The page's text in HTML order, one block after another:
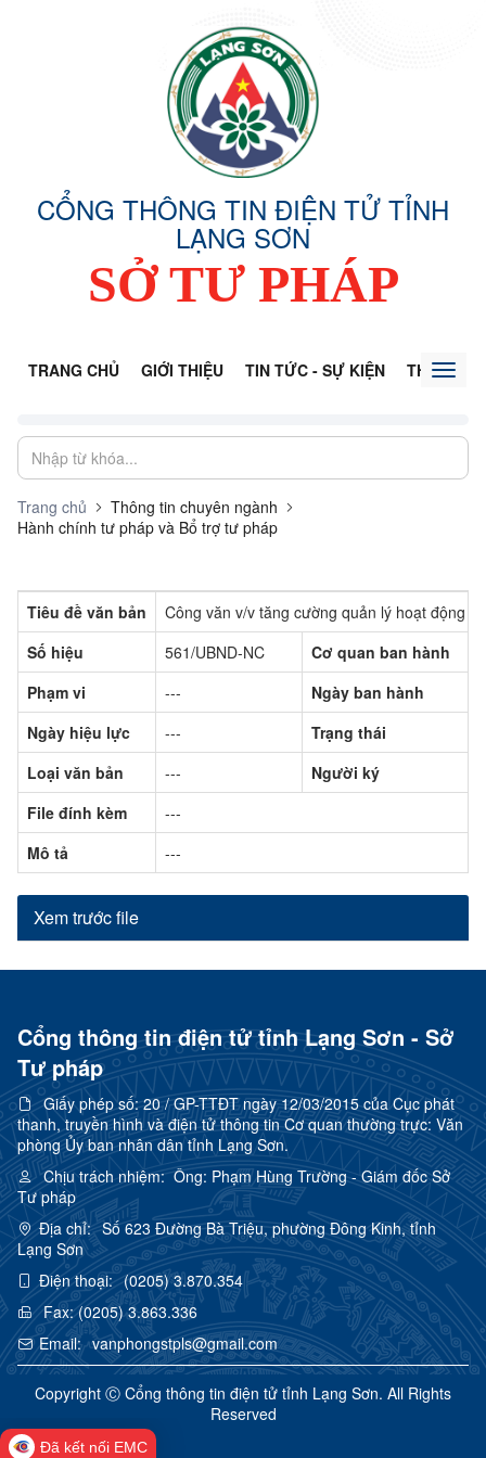
CỔNG THÔNG TIN ĐIỆN TỬ TỈNH
LẠNG SƠN
SỞ TƯ PHÁP
TRANG CHỦ GIỚI THIỆU TIN TỨC - SỰ KIỆN THÔNG
Trang chủ
Thông tin chuyên ngành
Hành chính tư pháp và Bổ trợ tư pháp
Tiêu đề văn bản
Công văn v/v tăng cường quản lý hoạt động
Số hiệu
561/UBND-NC
Cơ quan ban hành
Phạm vi
---
Ngày ban hành
Ngày hiệu lực
---
Trạng thái
Loại văn bản
---
Người ký
File đính kèm
---
Mô tả
---
Xem trước file
Cổng thông tin điện tử tỉnh Lạng Sơn - Sở
Tư pháp
Giấy phép số:20 / GP-TTĐT ngày 12/03/2015 của Cục phát
thanh, truyền hình và điện tử thông tin Cơ quan thường trực: Văn
phòng Ủy ban nhân dân tỉnh Lạng Sơn.
Chịu trách nhiệm:Ông: Phạm Hùng Trường - Giám đốc Sở
Tư pháp
Địa chỉ: Số 623 Đường Bà Triệu, phường Đông Kinh, tỉnh
Lạng Sơn
Điện thoại: (0205) 3.870.354
Fax:(0205) 3.863.336
Email: vanphongstpls@gmail.com
Copyright Ⓒ Cổng thông tin điện tử tỉnh Lạng Sơn. All Rights
Reserved
Đã kết nối EMC